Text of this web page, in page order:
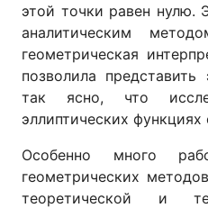
этой точки равен нулю.
аналитическим
геометрическая
позволила
так ясно, что
эллиптических
Особенно много
геометрических
теоретической и